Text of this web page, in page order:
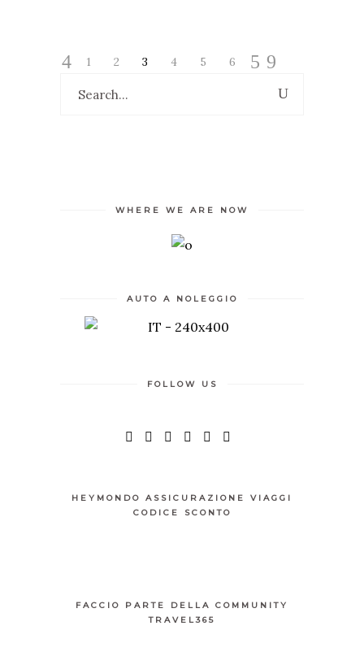
1 2 3 4 5 6
WHERE WE ARE NOW
AUTO A NOLEGGIO
FOLLOW US
HEYMONDO ASSICURAZIONE VIAGGI
CODICE SCONTO
FACCIO PARTE DELLA COMMUNITY
TRAVEL365